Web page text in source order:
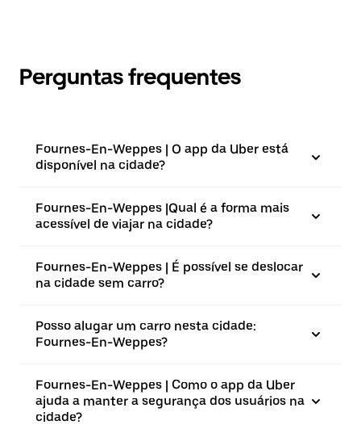
Perguntas frequentes
Fournes-En-Weppes | O app da Uber está
disponível na cidade?
Fournes-En-Weppes |⁠Qual é a forma mais
acessível de viajar na cidade?
Fournes-En-Weppes | É possível se deslocar
na cidade sem carro?
Posso alugar um carro nesta cidade:
Fournes-En-Weppes?
Fournes-En-Weppes | Como o app da Uber
ajuda a manter a segurança dos usuários na
cidade?